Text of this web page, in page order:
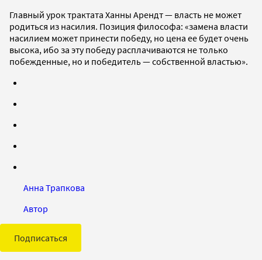
Главный урок трактата Ханны Арендт — власть не может
родиться из насилия. Позиция философа: «замена власти
насилием может принести победу, но цена ее будет очень
высока, ибо за эту победу расплачиваются не только
побежденные, но и победитель — собственной властью».
Анна Трапкова
Автор
Подписаться